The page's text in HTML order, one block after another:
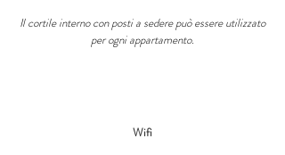
Il cortile interno con posti a sedere può essere utilizzato
per ogni appartamento.
Wifi